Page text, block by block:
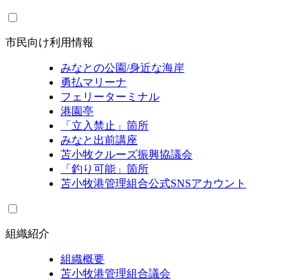
市民向け利用情報
みなとの公園/身近な海岸
勇払マリーナ
フェリーターミナル
港園亭
「立入禁止」箇所
みなと出前講座
苫小牧クルーズ振興協議会
「釣り可能」箇所
苫小牧港管理組合公式SNSアカウント
組織紹介
組織概要
苫小牧港管理組合議会